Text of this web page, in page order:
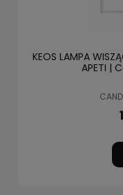
KEOS LAMPA
APETI |